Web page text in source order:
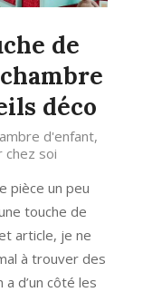
de
déco
d'enfant,
chez soi
pièce un peu
touche de
article, je ne
à trouver des
d’un côté les